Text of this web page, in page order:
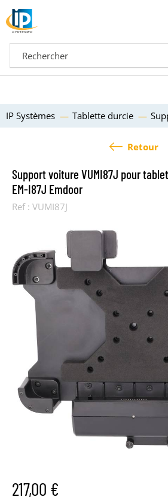
IP Systèmes Tablette durcie
Retour
Support voiture VUMI87J pour
EM-I87J Emdoor
Ref : VUMI87J
217,00 €